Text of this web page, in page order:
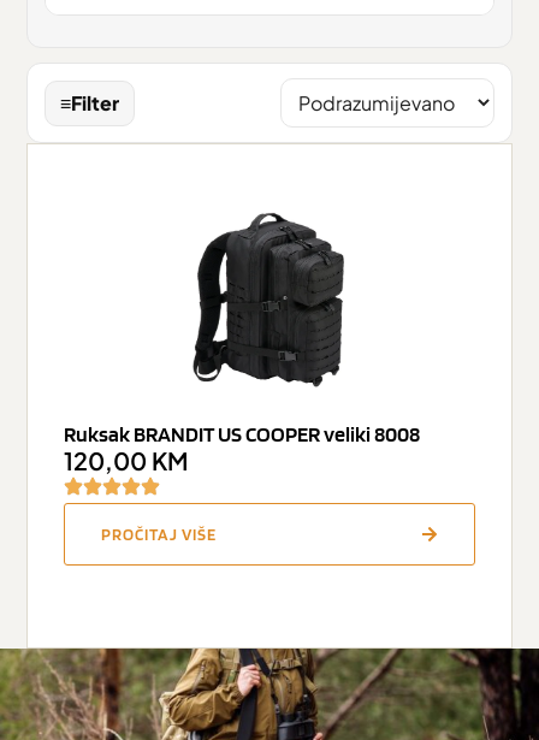
≡Filter
Ruksak BRANDIT US COOPER veliki 8008
120,00 KM
PROČITAJ VIŠE